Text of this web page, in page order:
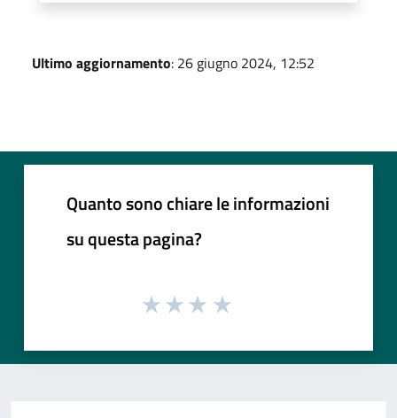
Ultimo aggiornamento: 26 giugno 2024, 12:52
Quanto sono chiare le informazioni
su questa pagina?